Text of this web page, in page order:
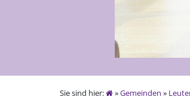
Sie sind hier: »Gemeinden »